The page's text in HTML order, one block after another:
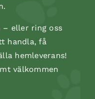
32 cm
– eller ring oss
handla, få
hemleverans!
välkommen